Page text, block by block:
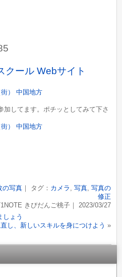
クール Webサイト
してます。ポチッとしてみて下さ
の写真｜ タグ： カメラ 写真, 写真の
修正
きびだんご桃子｜ 2023/03/27
しょう
し、新しいスキルを身につけよう »